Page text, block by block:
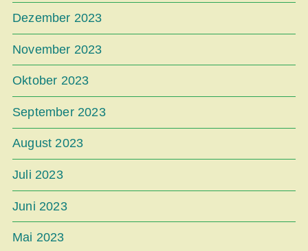
Dezember 2023
November 2023
Oktober 2023
September 2023
August 2023
Juli 2023
Juni 2023
Mai 2023